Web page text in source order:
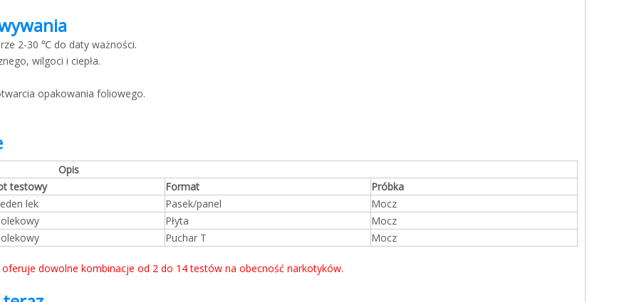
2-30 ℃ do daty ważności.
wilgoci i ciepła.
opakowania foliowego.
Opis
testowy Format
Próbka
lek Pasek/panel
Mocz
Płyta
Mocz
Puchar T Mocz
dowolne kombinacje od 2 do 14 testów na obecność narkotyków.